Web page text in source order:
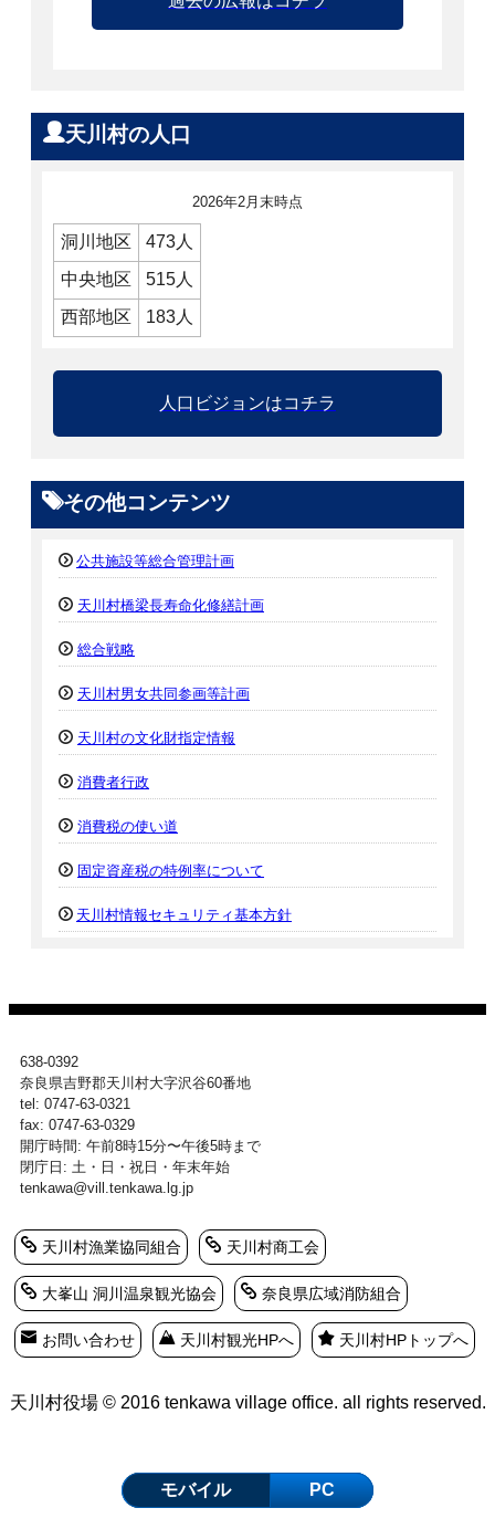
天川村の人口
2026年2月末時点
洞川地区
473人
中央地区
515人
西部地区
183人
人口ビジョンはコチラ
その他コンテンツ
公共施設等総合管理計画
天川村橋梁長寿命化修繕計画
総合戦略
天川村男女共同参画等計画
天川村の文化財指定情報
消費者行政
消費税の使い道
固定資産税の特例率について
天川村情報セキュリティ基本方針
638-0392
奈良県吉野郡天川村大字沢谷60番地
tel: 0747-63-0321
fax: 0747-63-0329
開庁時間: 午前8時15分〜午後5時まで
閉庁日: 土・日・祝日・年末年始
tenkawa@vill.tenkawa.lg.jp
天川村漁業協同組合 天川村商工会
大峯山 洞川温泉観光協会 奈良県広域消防組合
お問い合わせ 天川村観光HPへ 天川村HPトップへ
天川村役場 © 2016 tenkawa village office. all rights reserved.
モバイル PC